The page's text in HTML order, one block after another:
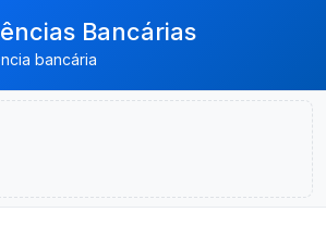
Bancárias
bancária